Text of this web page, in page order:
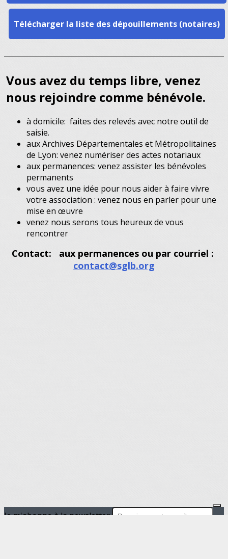
Télécharger la liste des dépouillements (notaires)
Vous avez du temps libre, venez
nous rejoindre comme bénévole.
à domicile: faites des relevés avec notre outil de
saisie.
aux Archives Départementales et Métropolitaines
de Lyon: venez numériser des actes notariaux
aux permanences: venez assister les bénévoles
permanents
vous avez une idée pour nous aider à faire vivre
votre association : venez nous en parler pour une
mise en œuvre
venez nous serons tous heureux de vous
rencontrer
Contact: aux permanences ou par courriel :
contact@sglb.org
Je m'abonne à la newsletter